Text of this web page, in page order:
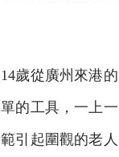
歲從廣州來港的
的工具，一上一
引起圍觀的老人